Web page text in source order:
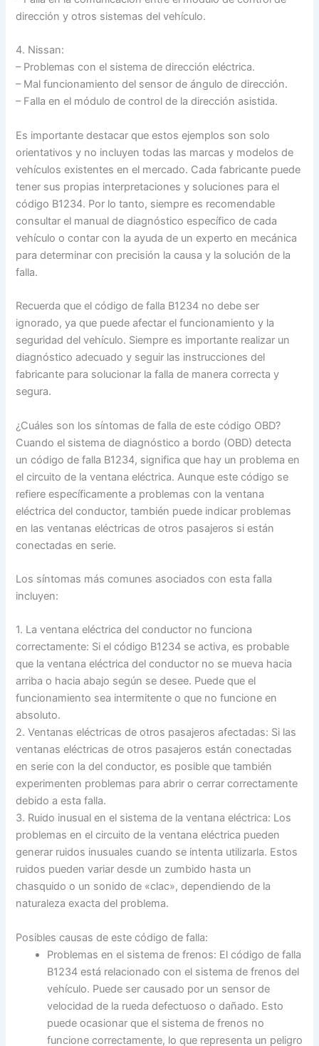
dirección y otros sistemas del vehículo.
4. Nissan:
– Problemas con el sistema de dirección eléctrica.
– Mal funcionamiento del sensor de ángulo de dirección.
– Falla en el módulo de control de la dirección asistida.
Es importante destacar que estos ejemplos son solo
orientativos y no incluyen todas las marcas y modelos de
vehículos existentes en el mercado. Cada fabricante puede
tener sus propias interpretaciones y soluciones para el
código B1234. Por lo tanto, siempre es recomendable
consultar el manual de diagnóstico específico de cada
vehículo o contar con la ayuda de un experto en mecánica
para determinar con precisión la causa y la solución de la
falla.
Recuerda que el código de falla B1234 no debe ser
ignorado, ya que puede afectar el funcionamiento y la
seguridad del vehículo. Siempre es importante realizar un
diagnóstico adecuado y seguir las instrucciones del
fabricante para solucionar la falla de manera correcta y
segura.
¿Cuáles son los síntomas de falla de este código OBD?
Cuando el sistema de diagnóstico a bordo (OBD) detecta
un código de falla B1234, significa que hay un problema en
el circuito de la ventana eléctrica. Aunque este código se
refiere específicamente a problemas con la ventana
eléctrica del conductor, también puede indicar problemas
en las ventanas eléctricas de otros pasajeros si están
conectadas en serie.
Los síntomas más comunes asociados con esta falla
incluyen:
1. La ventana eléctrica del conductor no funciona
correctamente: Si el código B1234 se activa, es probable
que la ventana eléctrica del conductor no se mueva hacia
arriba o hacia abajo según se desee. Puede que el
funcionamiento sea intermitente o que no funcione en
absoluto.
2. Ventanas eléctricas de otros pasajeros afectadas: Si las
ventanas eléctricas de otros pasajeros están conectadas
en serie con la del conductor, es posible que también
experimenten problemas para abrir o cerrar correctamente
debido a esta falla.
3. Ruido inusual en el sistema de la ventana eléctrica: Los
problemas en el circuito de la ventana eléctrica pueden
generar ruidos inusuales cuando se intenta utilizarla. Estos
ruidos pueden variar desde un zumbido hasta un
chasquido o un sonido de «clac», dependiendo de la
naturaleza exacta del problema.
Posibles causas de este código de falla:
Problemas en el sistema de frenos: El código de falla
B1234 está relacionado con el sistema de frenos del
vehículo. Puede ser causado por un sensor de
velocidad de la rueda defectuoso o dañado. Esto
puede ocasionar que el sistema de frenos no
funcione correctamente, lo que representa un peligro